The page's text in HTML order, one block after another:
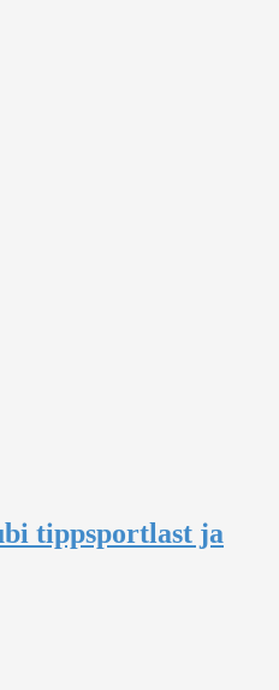
tippsportlast ja